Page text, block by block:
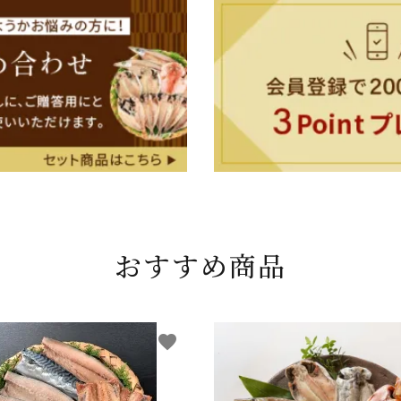
おすすめ商品
favorite